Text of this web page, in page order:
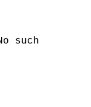
such